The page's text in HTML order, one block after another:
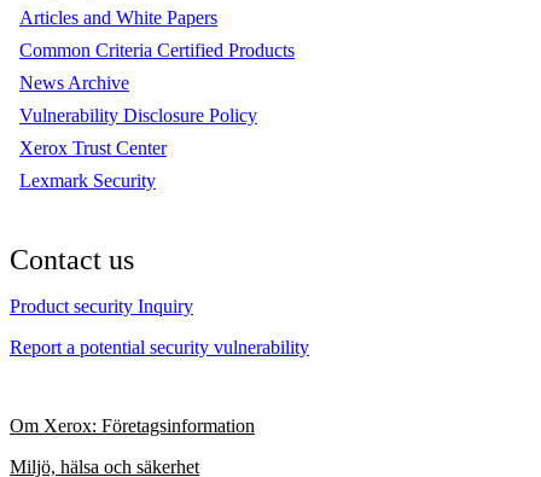
Articles and White Papers
Common Criteria Certified Products
News Archive
Vulnerability Disclosure Policy
Xerox Trust Center
Lexmark Security
Contact us
Product security Inquiry
Report a potential security vulnerability
Om Xerox: Företagsinformation
Miljö, hälsa och säkerhet